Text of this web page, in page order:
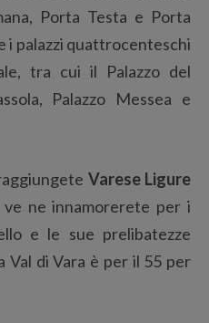
Porta Testa e Porta
i palazzi quattrocenteschi
tra cui il Palazzo del
Palazzo Messea e
Varese Ligure
ne innamorerete per i
e le sue prelibatezze
di Vara è per il 55 per